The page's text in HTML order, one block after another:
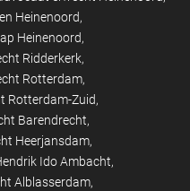
Heinenoord
Heinenoord
Ridderkerk
Rotterdam
Rotterdam-Zuid
Barendrecht
Heerjansdam
Ido Ambacht
Alblasserdam